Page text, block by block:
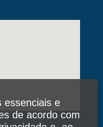
essenciais e
de acordo com